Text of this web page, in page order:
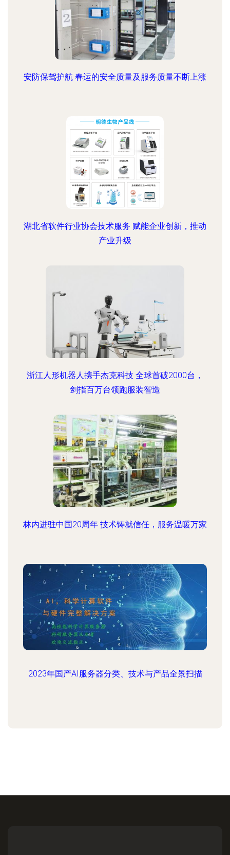
安防保驾护航 春运的安全质量及服务质量不断上涨
湖北省软件行业协会技术服务 赋能企业创新，推动
产业升级
浙江人形机器人携手杰克科技 全球首破2000台，
剑指百万台领跑服装智造
林内进驻中国20周年 技术铸就信任，服务温暖万家
2023年国产AI服务器分类、技术与产品全景扫描